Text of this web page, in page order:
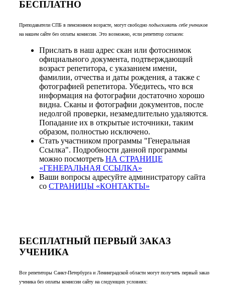
БЕСПЛАТНО
Преподаватели СПБ в пенсионном возрасте, могут свободно подыскивать себе учеников
на нашем сайте без оплаты комиссии. Это возможно, если репетитор согласен:
Прислать в наш адрес скан или фотоснимок
официального документа, подтверждающий
возраст репетитора, с указанием имени,
фамилии, отчества и даты рождения, а также с
фотографией репетитора. Убедитесь, что вся
информация на фотографии достаточно хорошо
видна. Сканы и фотографии документов, после
недолгой проверки, незамедлительно удаляются.
Попадание их в открытые источники, таким
образом, полностью исключено.
Стать участником программы "Генеральная
Ссылка". Подробности данной программы
можно посмотреть НА СТРАНИЦЕ
«ГЕНЕРАЛЬНАЯ ССЫЛКА»
Ваши вопросы адресуйте администратору сайта
со СТРАНИЦЫ «КОНТАКТЫ»
БЕСПЛАТНЫЙ ПЕРВЫЙ ЗАКАЗ
УЧЕНИКА
Все репетиторы Санкт-Петербурга и Ленинградской области могут получить первый заказ
ученика без оплаты комиссии сайту на следующих условиях: